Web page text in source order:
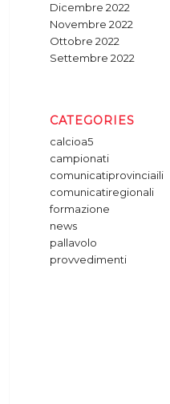
Dicembre 2022
Novembre 2022
Ottobre 2022
Settembre 2022
CATEGORIES
calcioa5
campionati
comunicatiprovinciaili
comunicatiregionali
formazione
news
pallavolo
provvedimenti